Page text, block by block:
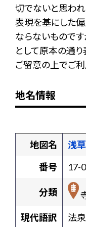
切でないと思わ
表現を基にした
ならないものです
として原本の通り
ご留意の上でご利
地名情報
地図名
浅
番号
17-
分類
現代語訳
法